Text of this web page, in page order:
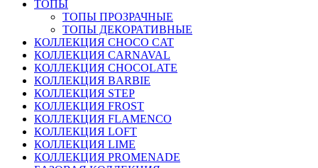
ТОПЫ
ТОПЫ ПРОЗРАЧНЫЕ
ТОПЫ ДЕКОРАТИВНЫЕ
КОЛЛЕКЦИЯ CHOCO CAT
КОЛЛЕКЦИЯ CARNAVAL
КОЛЛЕКЦИЯ CHOCOLATE
КОЛЛЕКЦИЯ BARBIE
КОЛЛЕКЦИЯ STEP
КОЛЛЕКЦИЯ FROST
КОЛЛЕКЦИЯ FLAMENCO
КОЛЛЕКЦИЯ LOFT
КОЛЛЕКЦИЯ LIME
КОЛЛЕКЦИЯ PROMENADE